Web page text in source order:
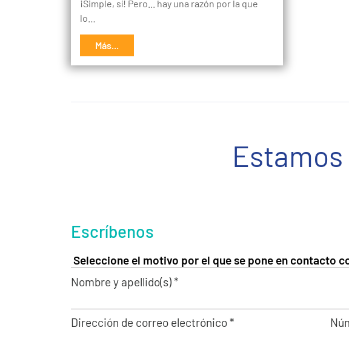
¡Simple, sí! Pero... hay una razón por la que
lo…
Más...
Escríbenos
Nombre y apellido(s) *
Dirección de correo electrónico *